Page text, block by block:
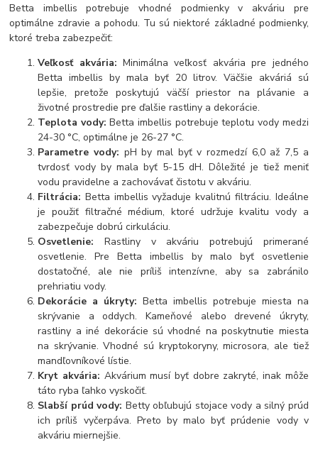
Betta imbellis potrebuje vhodné podmienky v akváriu pre
optimálne zdravie a pohodu. Tu sú niektoré základné podmienky,
ktoré treba zabezpečiť:
Veľkosť akvária: Minimálna veľkosť akvária pre jedného
Betta imbellis by mala byť 20 litrov. Väčšie akváriá sú
lepšie, pretože poskytujú väčší priestor na plávanie a
životné prostredie pre ďalšie rastliny a dekorácie.
Teplota vody: Betta imbellis potrebuje teplotu vody medzi
24-30 °C, optimálne je 26-27 °C.
Parametre vody: pH by mal byť v rozmedzí 6,0 až 7,5 a
tvrdosť vody by mala byť 5-15 dH. Dôležité je tiež meniť
vodu pravidelne a zachovávať čistotu v akváriu.
Filtrácia: Betta imbellis vyžaduje kvalitnú filtráciu. Ideálne
je použiť filtračné médium, ktoré udržuje kvalitu vody a
zabezpečuje dobrú cirkuláciu.
Osvetlenie: Rastliny v akváriu potrebujú primerané
osvetlenie. Pre Betta imbellis by malo byť osvetlenie
dostatočné, ale nie príliš intenzívne, aby sa zabránilo
prehriatiu vody.
Dekorácie a úkryty: Betta imbellis potrebuje miesta na
skrývanie a oddych. Kameňové alebo drevené úkryty,
rastliny a iné dekorácie sú vhodné na poskytnutie miesta
na skrývanie. Vhodné sú kryptokoryny, microsora, ale tiež
mandľovníkové lístie.
Kryt akvária: Akvárium musí byť dobre zakryté, inak môže
táto ryba ľahko vyskočiť.
Slabší prúd vody: Betty obľubujú stojace vody a silný prúd
ich príliš vyčerpáva. Preto by malo byť prúdenie vody v
akváriu miernejšie.